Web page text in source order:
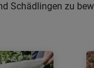
Schädlingen zu